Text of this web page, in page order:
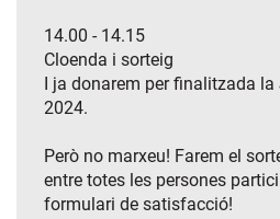
14.00 - 14.15
Cloenda i sorteig
I ja donarem per finalitzada la
2024.
Però no marxeu! Farem el
entre totes les persones
formulari de satisfacció!